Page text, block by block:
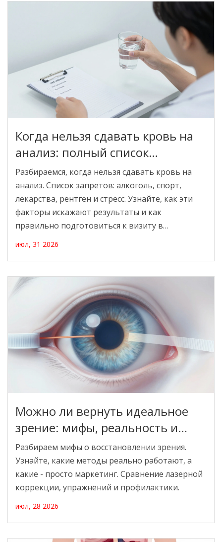
Когда нельзя сдавать кровь на
анализ: полный список
ограничений и правил
Разбираемся, когда нельзя сдавать кровь на
анализ. Список запретов: алкоголь, спорт,
лекарства, рентген и стресс. Узнайте, как эти
факторы искажают результаты и как
правильно подготовиться к визиту в
июл, 31 2026
Можно ли вернуть идеальное
зрение: мифы, реальность и
современные методы коррекции
Разбираем мифы о восстановлении зрения.
Узнайте, какие методы реально работают, а
какие - просто маркетинг. Сравнение лазерной
коррекции, упражнений и профилактики.
июл, 28 2026